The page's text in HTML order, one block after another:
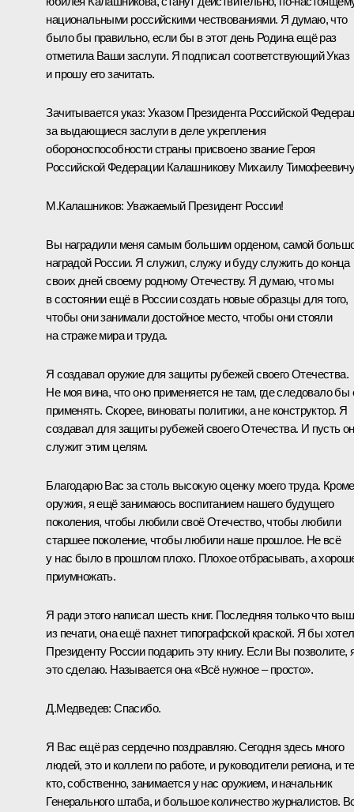
национальными российскими чествованиями. Я думаю, что
было бы правильно, если бы в этот день Родина ещё раз
отметила Ваши заслуги. Я подписал соответствующий Указ
и прошу его зачитать.
Зачитывается указ: Указом Президента Российской
за выдающиеся заслуги в деле укрепления
обороноспособности страны присвоено звание Героя
Российской Федерации Калашникову Михаилу
М.Калашников: Уважаемый Президент России!
Вы наградили меня самым большим орденом, самой
наградой России. Я служил, служу и буду служить до конца
своих дней своему родному Отечеству. Я думаю, что мы
в состоянии ещё в России создать новые образцы для того,
чтобы они занимали достойное место, чтобы они стояли
на страже мира и труда.
Я создавал оружие для защиты рубежей своего Отечества.
Не моя вина, что оно применяется не там, где следовало бы
применять. Скорее, виноваты политики, а не конструктор. Я
создавал для защиты рубежей своего Отечества. И пусть
служит этим целям.
Благодарю Вас за столь высокую оценку моего труда. Кроме
оружия, я ещё занимаюсь воспитанием нашего будущего
поколения, чтобы любили своё Отечество, чтобы любили
старшее поколение, чтобы любили наше прошлое. Не всё
у нас было в прошлом плохо. Плохое отбрасывать, а
приумножать.
Я ради этого написал шесть книг. Последняя только что
из печати, она ещё пахнет типографской краской. Я бы хотел
Президенту России подарить эту книгу. Если Вы позволите,
это сделаю. Называется она «Всё нужное – просто».
Д.Медведев: Спасибо.
Я Вас ещё раз сердечно поздравляю. Сегодня здесь много
людей, это и коллеги по работе, и руководители региона, и
кто, собственно, занимается у нас оружием, и начальник
Генерального штаба, и большое количество журналистов.